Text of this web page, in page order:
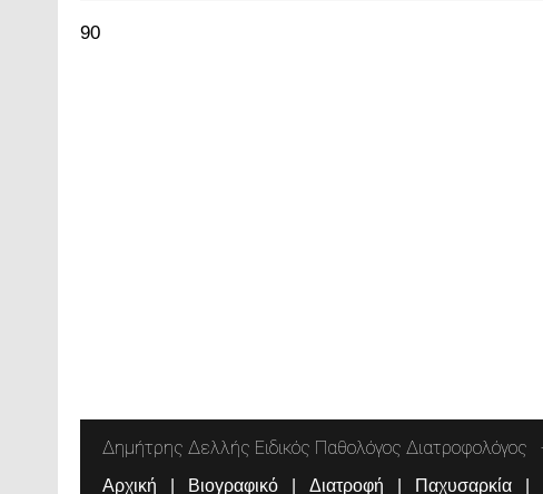
90
Δημήτρης Δελλής Ειδικός Παθολόγος Διατροφολόγος
Αρχική Βιογραφικό Διατροφή Παχυσαρκία